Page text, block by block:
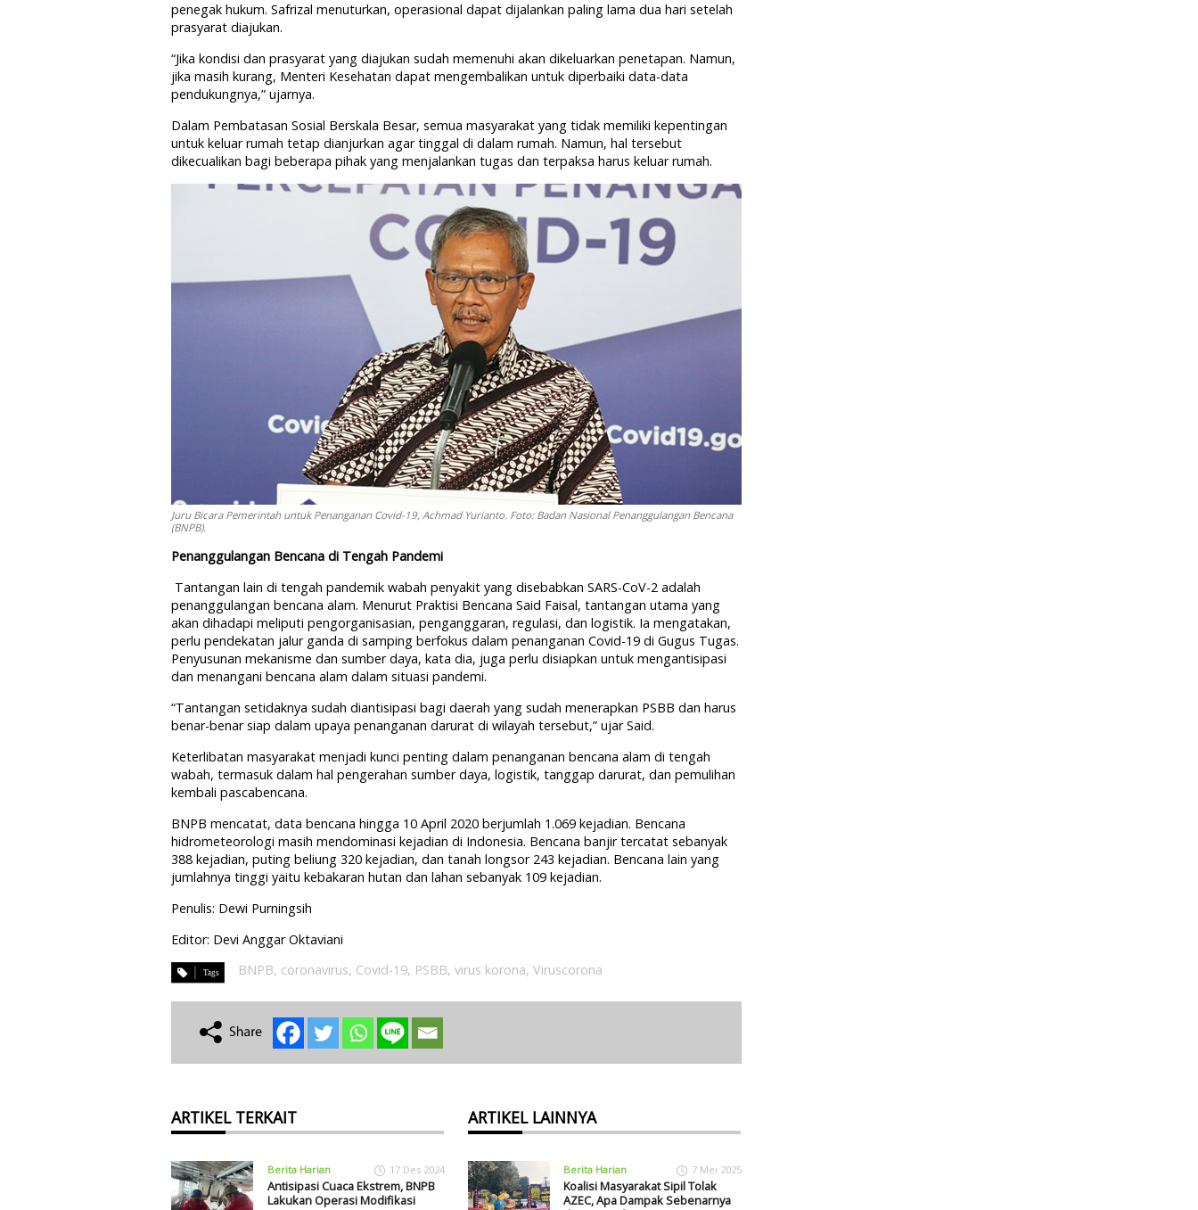
penegak hukum. Safrizal menuturkan, operasional dapat dijalankan paling lama dua hari setelah
prasyarat diajukan.
“Jika kondisi dan prasyarat yang diajukan sudah memenuhi akan dikeluarkan penetapan. Namun,
jika masih kurang, Menteri Kesehatan dapat mengembalikan untuk diperbaiki data-data
pendukungnya,” ujarnya.
Dalam Pembatasan Sosial Berskala Besar, semua masyarakat yang tidak memiliki kepentingan
untuk keluar rumah tetap dianjurkan agar tinggal di dalam rumah. Namun, hal tersebut
dikecualikan bagi beberapa pihak yang menjalankan tugas dan terpaksa harus keluar rumah.
Juru Bicara Pemerintah untuk Penanganan Covid-19, Achmad Yurianto. Foto: Badan Nasional Penanggulangan Bencana
(BNPB).
Penanggulangan Bencana di Tengah Pandemi
Tantangan lain di tengah pandemik wabah penyakit yang disebabkan SARS-CoV-2 adalah
penanggulangan bencana alam. Menurut Praktisi Bencana Said Faisal, tantangan utama yang
akan dihadapi meliputi pengorganisasian, penganggaran, regulasi, dan logistik. Ia mengatakan,
perlu pendekatan jalur ganda di samping berfokus dalam penanganan Covid-19 di Gugus Tugas.
Penyusunan mekanisme dan sumber daya, kata dia, juga perlu disiapkan untuk mengantisipasi
dan menangani bencana alam dalam situasi pandemi.
“Tantangan setidaknya sudah diantisipasi bagi daerah yang sudah menerapkan PSBB dan harus
benar-benar siap dalam upaya penanganan darurat di wilayah tersebut,” ujar Said.
Keterlibatan masyarakat menjadi kunci penting dalam penanganan bencana alam di tengah
wabah, termasuk dalam hal pengerahan sumber daya, logistik, tanggap darurat, dan pemulihan
kembali pascabencana.
BNPB mencatat, data bencana hingga 10 April 2020 berjumlah 1.069 kejadian. Bencana
hidrometeorologi masih mendominasi kejadian di Indonesia. Bencana banjir tercatat sebanyak
388 kejadian, puting beliung 320 kejadian, dan tanah longsor 243 kejadian. Bencana lain yang
jumlahnya tinggi yaitu kebakaran hutan dan lahan sebanyak 109 kejadian.
Penulis: Dewi Purningsih
Editor: Devi Anggar Oktaviani
BNPB, coronavirus, Covid-19, PSBB, virus korona, Viruscorona
ARTIKEL TERKAIT
Berita Harian 17 Des 2024
Antisipasi Cuaca Ekstrem, BNPB
Lakukan Operasi Modifikasi
ARTIKEL LAINNYA
Berita Harian 7 Mei 2025
Koalisi Masyarakat Sipil Tolak
AZEC, Apa Dampak Sebenarnya